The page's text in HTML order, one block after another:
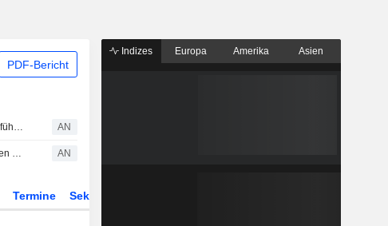
PDF-Bericht
Europa eröffnet fester, Banco BPM führt in Mailand AN
Futures deuten auf grüne Vorzeichen an Europas Börsen hin AN
Termine Sektor
Indizes Europa Amerika Asien